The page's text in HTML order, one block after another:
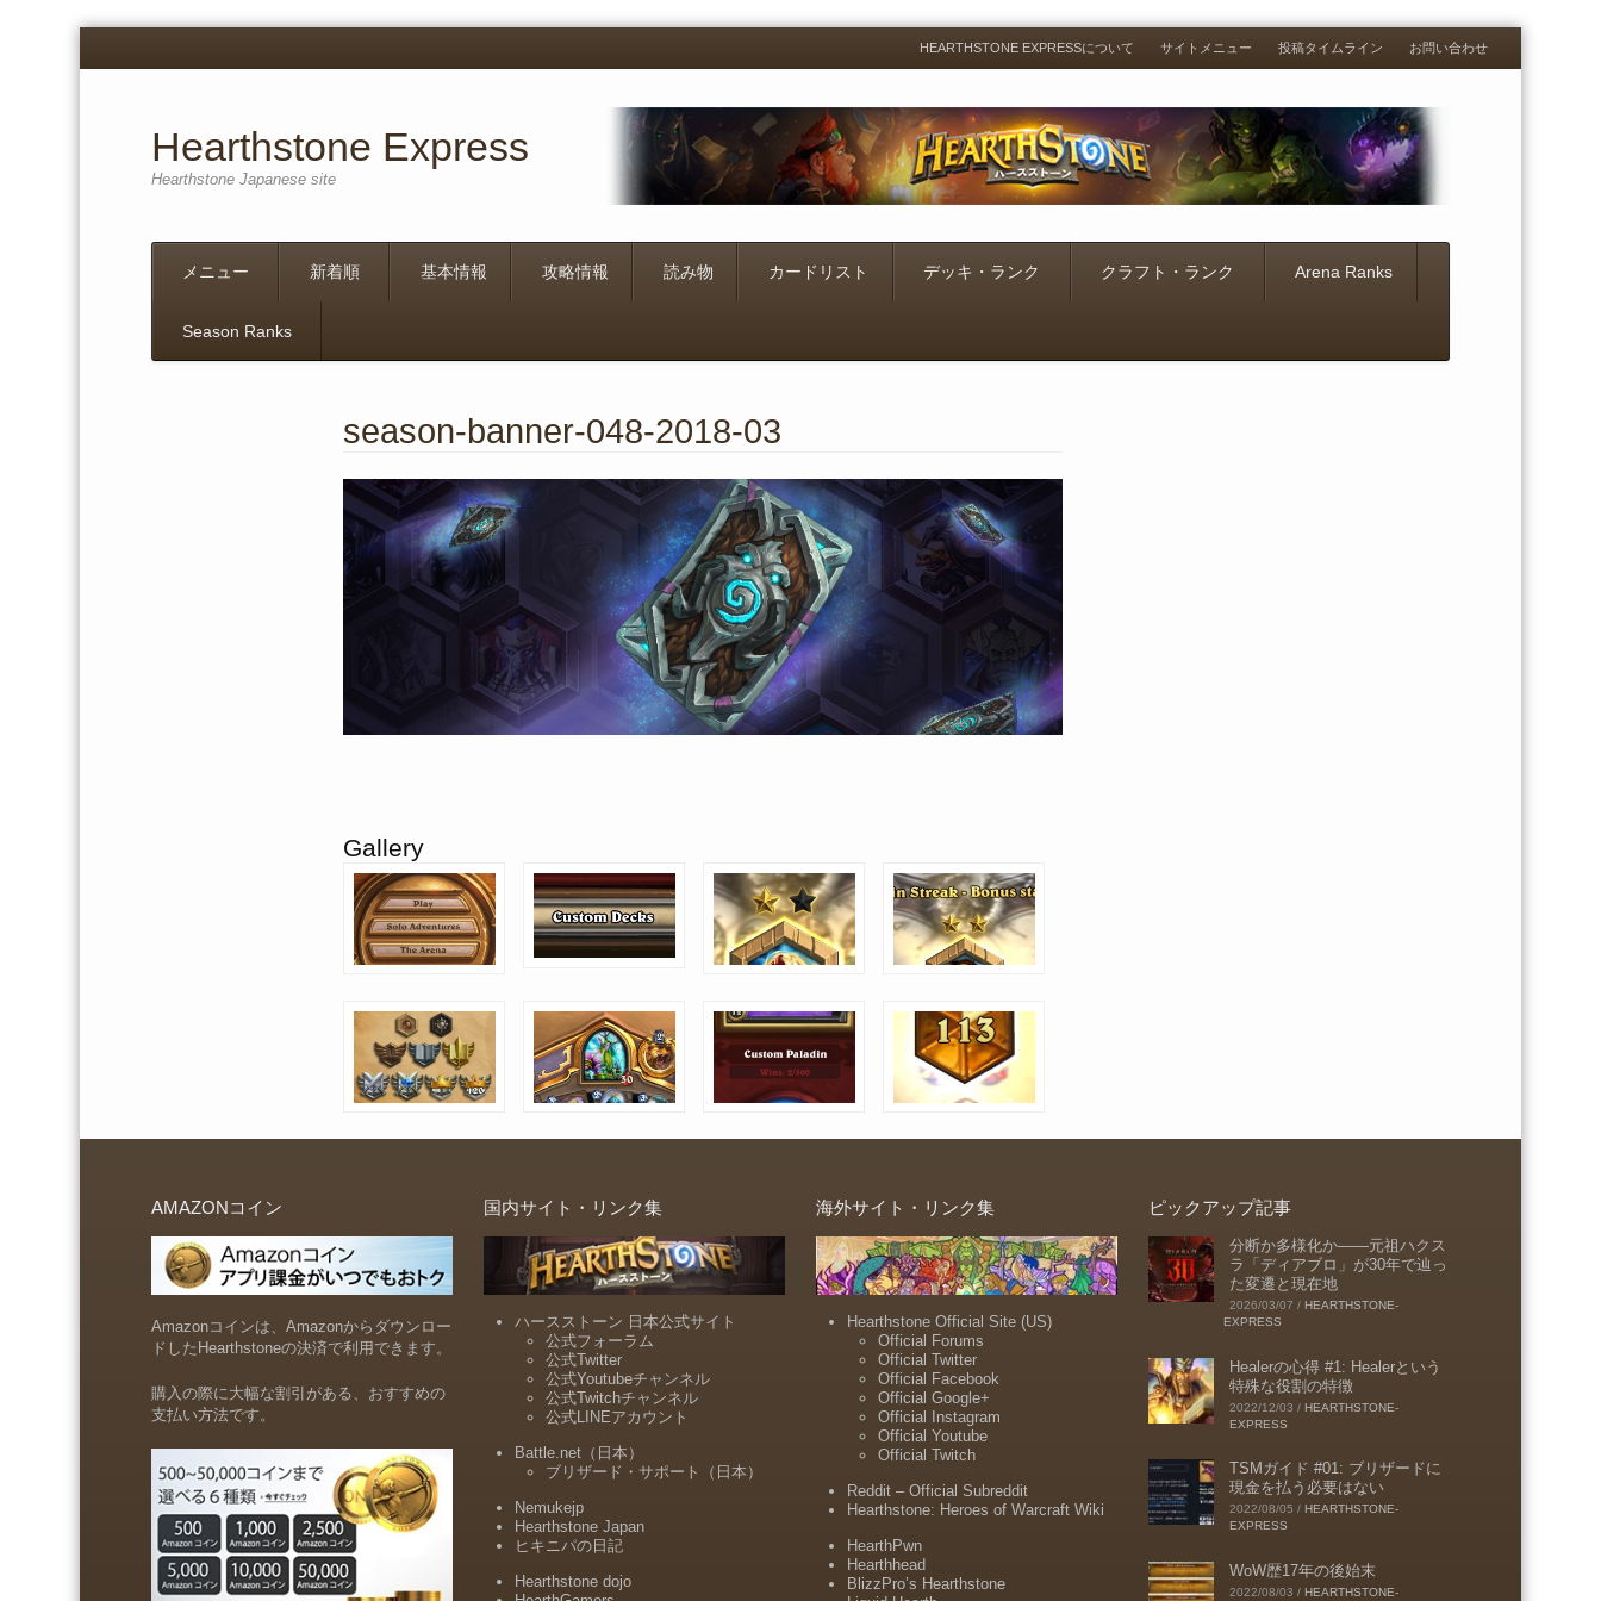
Menu
Skip
to
HEARTHSTONE EXPRESSについて サイトメニュー 投稿タイムライン お問い合わせ
Hearthstone Express
Hearthstone Japanese site
メニュー 新着順 基本情報 攻略情報 読み物 カードリスト デッキ・ランク クラフト・ランク Arena Ranks
Season Ranks
season-banner-048-2018-03
Gallery
AMAZONコイン
Amazonコインは、Amazonからダウンロー
ドしたHearthstoneの決済で利用できます。
購入の際に大幅な割引がある、おすすめの
支払い方法です。
国内サイト・リンク集
ハースストーン 日本公式サイト
公式フォーラム
公式Twitter
公式Youtubeチャンネル
公式Twitchチャンネル
公式LINEアカウント
Battle.net（日本）
ブリザード・サポート（日本）
Nemukejp
Hearthstone Japan
ヒキニパの日記
Hearthstone dojo
海外サイト・リンク集
Hearthstone Official Site (US)
Official Forums
Official Twitter
Official Facebook
Official Google+
Official Instagram
Official Youtube
Official Twitch
Reddit – Official Subreddit
Hearthstone: Heroes of Warcraft Wiki
HearthPwn
Hearthhead
BlizzPro’s Hearthstone
ピックアップ記事
分断か多様化か――元祖ハクス
ラ「ディアブロ」が30年で辿っ
た変遷と現在地
2026/03/07 / HEARTHSTONE-
EXPRESS
Healerの心得 #1: Healerという
特殊な役割の特徴
2022/12/03 / HEARTHSTONE-
EXPRESS
TSMガイド #01: ブリザードに
現金を払う必要はない
2022/08/05 / HEARTHSTONE-
EXPRESS
WoW歴17年の後始末
2022/08/03 / HEARTHSTONE-